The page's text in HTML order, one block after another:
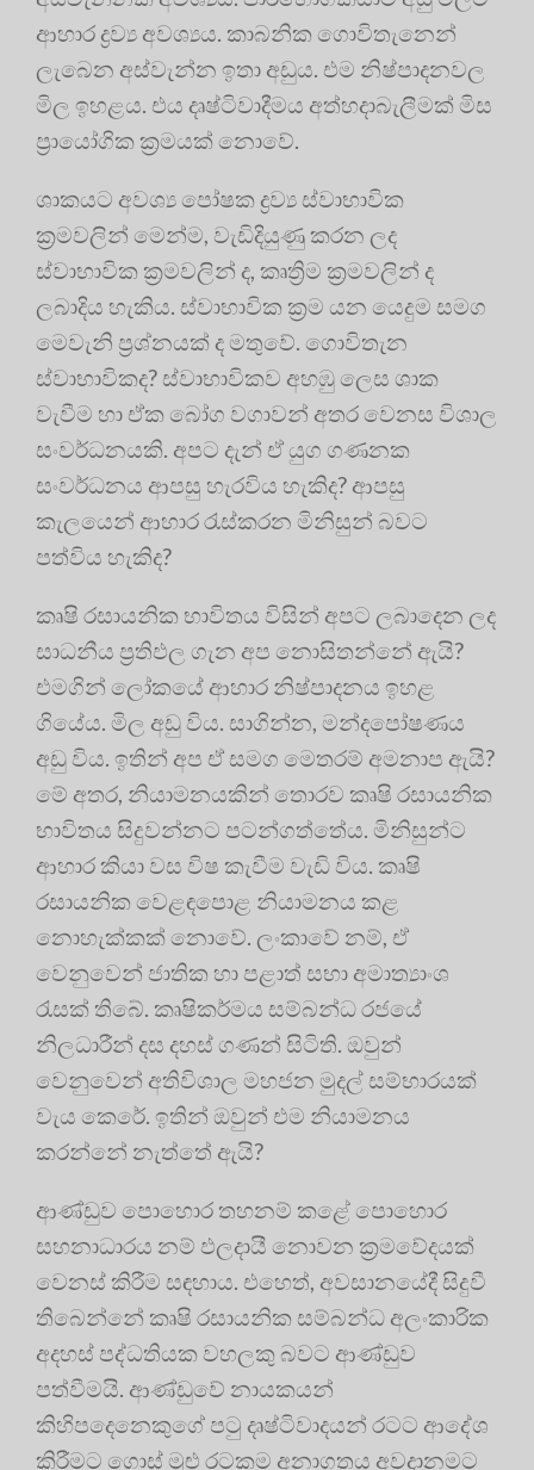
ආහාර ද්‍රව්‍ය අවශ්‍යය. කාබනික ගොවිතැනෙන්
ලැබෙන අස්වැන්න ඉතා අඩුය. එම නිෂ්පාදනවල
මිල ඉහළය. එය දෘෂ්ටිවාදීමය අත්හදාබැලීමක් මිස
ප්‍රායෝගික ක්‍රමයක් නොවේ.
ශාකයට අවශ්‍ය පෝෂක ද්‍රව්‍ය ස්වාභාවික
ක්‍රමවලින් මෙන්ම, වැඩිදියුණු කරන ලද
ස්වාභාවික ක්‍රමවලින් ද, කෘත්‍රිම ක්‍රමවලින් ද
ලබාදිය හැකිය. ස්වාභාවික ක්‍රම යන යෙදුම සමග
මෙවැනි ප්‍රශ්නයක් ද මතුවේ. ගොවිතැන
ස්වාභාවිකද? ස්වාභාවිකව අහඹු ලෙස ශාක
වැවීම හා ඒක බෝග වගාවන් අතර වෙනස විශාල
සංවර්ධනයකි. අපට දැන් ඒ යුග ගණනක
සංවර්ධනය ආපසු හැරවිය හැකිද? ආපසු
කැලයෙන් ආහාර රැස්කරන මිනිසුන් බවට
පත්විය හැකිද?
කෘෂි රසායනික භාවිතය විසින් අපට ලබාදෙන ලද
සාධනීය ප්‍රතිඵල ගැන අප නොසිතන්නේ ඇයි?
එමගින් ලෝකයේ ආහාර නිෂ්පාදනය ඉහළ
ගියේය. මිල අඩු විය. සාගින්න, මන්දපෝෂණය
අඩු විය. ඉතින් අප ඒ සමග මෙතරම් අමනාප ඇයි?
මේ අතර, නියාමනයකින් තොරව කෘෂි රසායනික
භාවිතය සිදුවන්නට පටන්ගත්තේය. මිනිසුන්ට
ආහාර කියා වස විෂ කැවීම වැඩි විය. කෘෂි
රසායනික වෙළඳපොළ නියාමනය කළ
නොහැක්කක් නොවේ. ලංකාවේ නම්, ඒ
වෙනුවෙන් ජාතික හා පළාත් සභා අමාත්‍යාංශ
රැසක් තිබේ. කෘෂිකර්මය සම්බන්ධ රජයේ
නිලධාරීන් දස දහස් ගණන් සිටිති. ඔවුන්
වෙනුවෙන් අතිවිශාල මහජන මුදල් සම්භාරයක්
වැය කෙරේ. ඉතින් ඔවුන් එම නියාමනය
කරන්නේ නැත්තේ ඇයි?
ආණ්ඩුව පොහොර තහනම් කළේ පොහොර
සහනාධාරය නම් ඵලදායී නොවන ක්‍රමවේදයක්
වෙනස් කිරීම සඳහාය. එහෙත්, අවසානයේදී සිදුවී
තිබෙන්නේ කෘෂි රසායනික සම්බන්ධ අලංකාරික
අදහස් පද්ධතියක වහලකු බවට ආණ්ඩුව
පත්වීමයි. ආණ්ඩුවේ නායකයන්
කිහිපදෙනෙකුගේ පටු දෘෂ්ටිවාදයන් රටට ආදේශ
කිරීමට ගොස් මුළු රටකම අනාගතය අවදානමට